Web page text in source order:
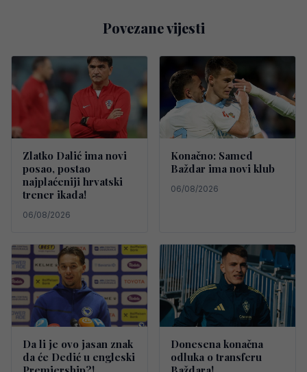
Povezane vijesti
Zlatko Dalić ima novi
posao, postao
najplaćeniji hrvatski
trener ikada!
06/08/2026
Konačno: Samed
Baždar ima novi klub
06/08/2026
Da li je ovo jasan znak
da će Dedić u engleski
Donesena konačna
odluka o transferu